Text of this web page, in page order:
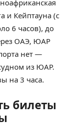
и Кейптауна (с
6 часов), до
ОАЭ, ЮАР
нет —
из ЮАР.
на 3 часа.
билеты